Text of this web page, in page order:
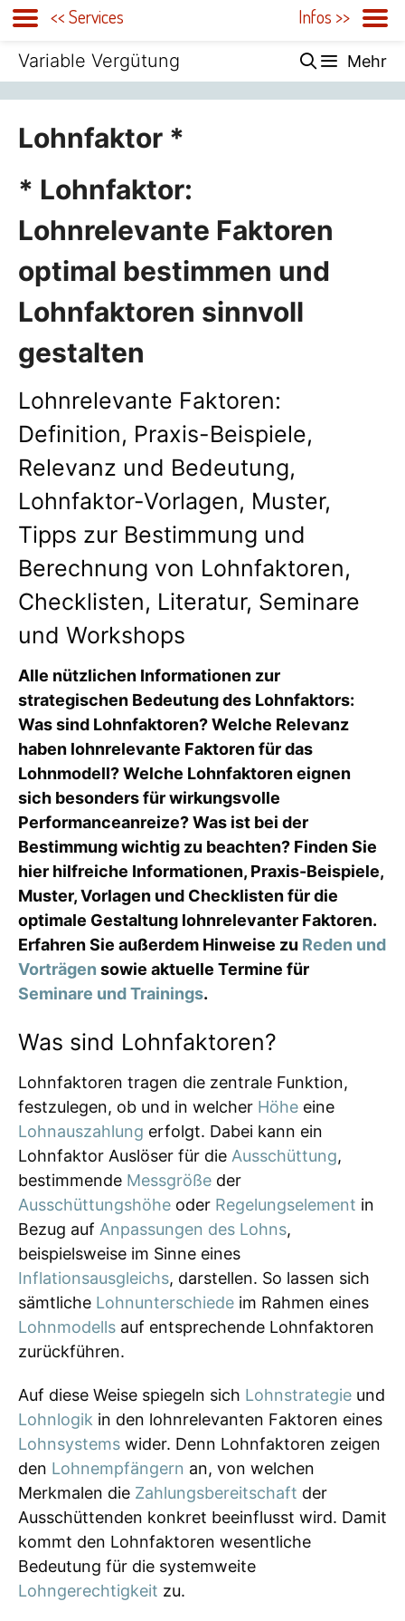
Zum
springen
Variable Vergütung Mehr
Lohnfaktor *
* Lohnfaktor:
Lohnrelevante Faktoren
optimal bestimmen und
Lohnfaktoren sinnvoll
gestalten
Lohnrelevante Faktoren:
Definition, Praxis-Beispiele,
Relevanz und Bedeutung,
Lohnfaktor-Vorlagen, Muster,
Tipps zur Bestimmung und
Berechnung von Lohnfaktoren,
Checklisten, Literatur, Seminare
und Workshops
Alle nützlichen Informationen zur
strategischen Bedeutung des Lohnfaktors:
Was sind Lohnfaktoren? Welche Relevanz
haben lohnrelevante Faktoren für das
Lohnmodell? Welche Lohnfaktoren eignen
sich besonders für wirkungsvolle
Performanceanreize? Was ist bei der
Bestimmung wichtig zu beachten? Finden Sie
hier hilfreiche Informationen, Praxis-Beispiele,
Muster, Vorlagen und Checklisten für die
optimale Gestaltung lohnrelevanter Faktoren.
Erfahren Sie außerdem Hinweise zu Reden und
Vorträgen sowie aktuelle Termine für
Seminare und Trainings.
Was sind Lohnfaktoren?
Lohnfaktoren tragen die zentrale Funktion,
festzulegen, ob und in welcher Höhe eine
Lohnauszahlung erfolgt. Dabei kann ein
Lohnfaktor Auslöser für die Ausschüttung,
bestimmende Messgröße der
Ausschüttungshöhe oder Regelungselement in
Bezug auf Anpassungen des Lohns,
beispielsweise im Sinne eines
Inflationsausgleichs, darstellen. So lassen sich
sämtliche Lohnunterschiede im Rahmen eines
Lohnmodells auf entsprechende Lohnfaktoren
zurückführen.
Auf diese Weise spiegeln sich Lohnstrategie und
Lohnlogik in den lohnrelevanten Faktoren eines
Lohnsystems wider. Denn Lohnfaktoren zeigen
den Lohnempfängern an, von welchen
Merkmalen die Zahlungsbereitschaft der
Ausschüttenden konkret beeinflusst wird. Damit
kommt den Lohnfaktoren wesentliche
Bedeutung für die systemweite
Lohngerechtigkeit zu.
<< Services Infos >>